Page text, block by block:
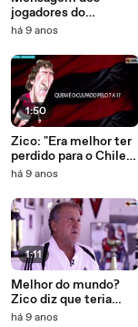
jogadores do
Flamengo para Julia
há 9 anos
1:50
Zico: "Era melhor ter
perdido para o Chile
em 2014. Não passava
há 9 anos
1:11
Melhor do mundo?
Zico diz que teria
ganhado prêmio
há 9 anos